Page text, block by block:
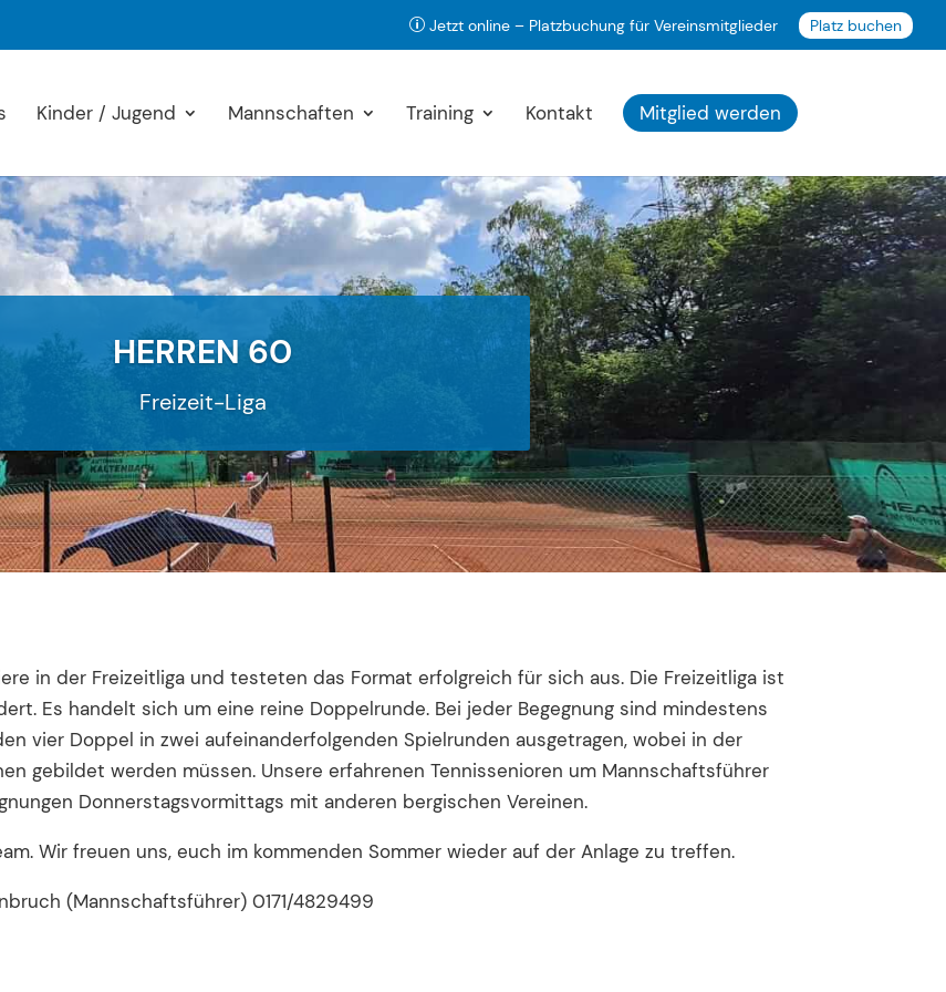
p Jetzt online – Platzbuchung für Vereinsmitglieder Platz buchen
Kinder / Jugend Mannschaften Training Kontakt Mitglied werden
HERREN 60
Freizeit-Liga
in der Freizeitliga und testeten das Format erfolgreich für sich aus. Die Freizeitliga ist
Es handelt sich um eine reine Doppelrunde. Bei jeder Begegnung sind mindestens
vier Doppel in zwei aufeinanderfolgenden Spielrunden ausgetragen, wobei in der
gebildet werden müssen. Unsere erfahrenen Tennissenioren um Mannschaftsführer
Donnerstagsvormittags mit anderen bergischen Vereinen.
Wir freuen uns, euch im kommenden Sommer wieder auf der Anlage zu treffen.
(Mannschaftsführer) 0171/4829499